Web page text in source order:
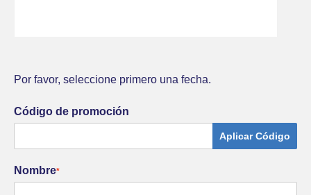
Por favor, seleccione primero una fecha.
Código de promoción
Aplicar Código
Nombre*